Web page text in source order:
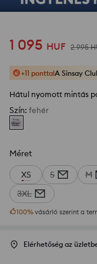
1 095 HUF 2 995
+11 ponttalA Sinsay
Hátul nyomott mintás
Szín: fehér
Méret
XS S M
3XL
100%vásárló szerint a
Elérhetőség az